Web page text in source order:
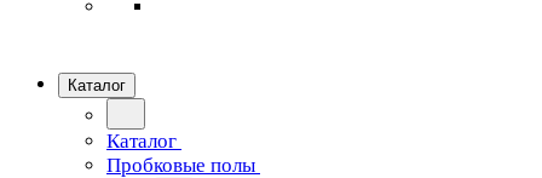
Каталог
Каталог
Пробковые полы